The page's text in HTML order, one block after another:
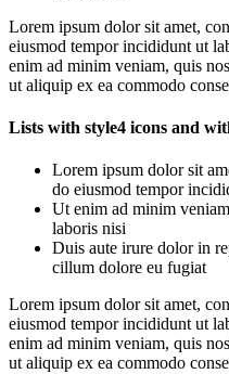
Lorem ipsum dolor sit amet,
eiusmod tempor incididunt ut
enim ad minim veniam, quis
ut aliquip ex ea commodo
Lists with style4 icons and
Lorem ipsum dolor sit
do eiusmod tempor
Ut enim ad minim
laboris nisi
Duis aute irure dolor in
cillum dolore eu fugiat
Lorem ipsum dolor sit amet,
eiusmod tempor incididunt ut
enim ad minim veniam, quis
ut aliquip ex ea commodo